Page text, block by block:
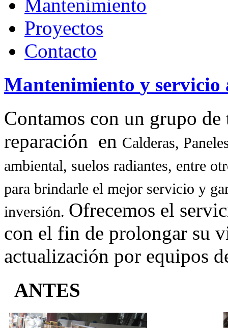
Mantenimiento
Proyectos
Contacto
Mantenimiento y servicio
Contamos con un grupo
reparación en Calderas,
ambiental, suelos radiantes, entre
para brindarle el mejor servicio y
inversión. Ofrecemos el
con el fin de prolongar su
actualización por equipos
ANTES